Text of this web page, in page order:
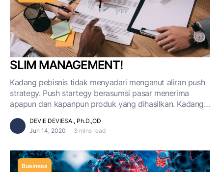
SLIM MANAGEMENT!
Kadang pebisnis tidak menyadari menganut aliran push
strategy. Push startegy berasumsi pasar menerima
apapun dan kapanpun produk yang dihasilkan. Kadang
menjadikan pebisnis mendukung push strategy.
DEVIE DEVIESA., Ph.D.,OD
Jun 14, 2020
3 mins read
Business